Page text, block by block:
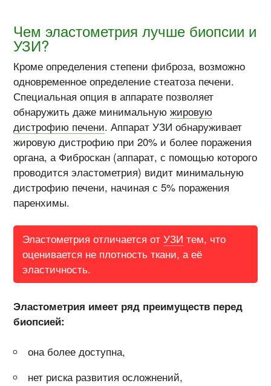
Чем эластометрия лучше биопсии и
УЗИ?
Кроме определения степени фиброза, возможно
одновременное определение стеатоза печени.
Специальная опция в аппарате позволяет
обнаружить даже минимальнуюжировую
дистрофию печени. Аппарат УЗИ обнаруживает
жировую дистрофию при 20% и более поражения
органа, а Фиброскан (аппарат, с помощью которого
проводится эластометрия) видит минимальную
дистрофию печени, начиная с 5% поражения
паренхимы.
Эластометрия отличается отУЗИ тем, что
оценивается не плотность ткани, а её
эластичность.
Эластометрия имеет ряд преимуществ перед
биопсией:
она более доступна,
нет риска развития осложнений,